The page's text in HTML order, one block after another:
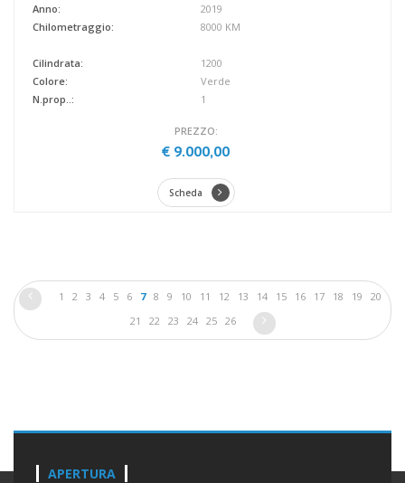
Anno:
Chilometraggio:
2019
8000 KM
Cilindrata:
Colore:
N.prop..:
1200
Verde
1
PREZZO:
€ 9.000,00
Scheda
1 2 3 4 5 6 7 8 9 10 11 12 13 14 15 16 17 18 19
20
21
22 23 24 25 26
APERTURA